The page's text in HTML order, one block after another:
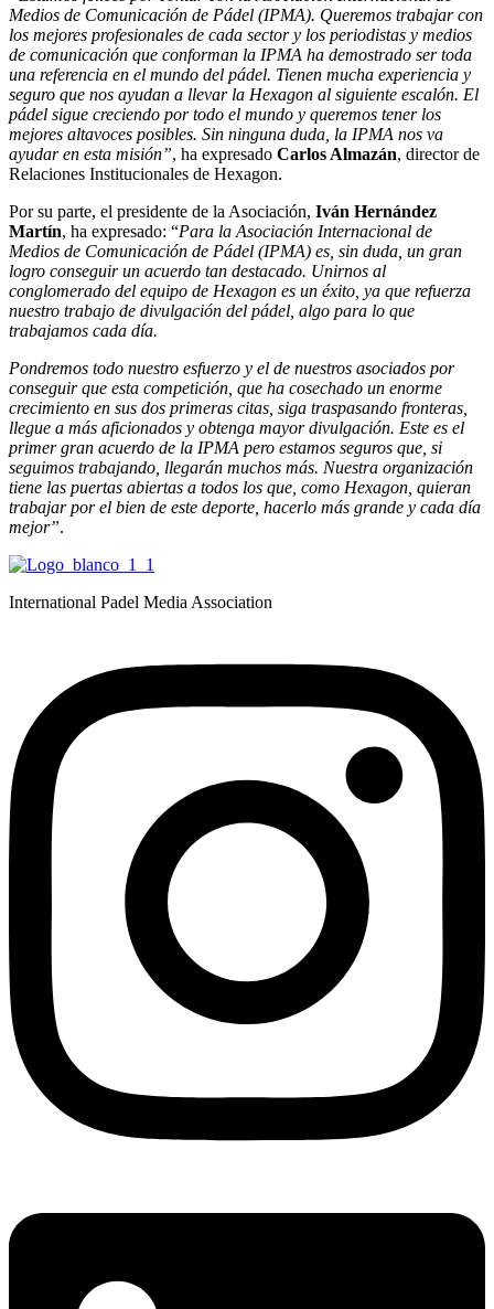
Medios de Comunicación de Pádel (IPMA). Queremos trabajar con
los mejores profesionales de cada sector y los periodistas y medios
de comunicación que conforman la IPMA ha demostrado ser toda
una referencia en el mundo del pádel. Tienen mucha experiencia y
seguro que nos ayudan a llevar la Hexagon al siguiente escalón. El
pádel sigue creciendo por todo el mundo y queremos tener los
mejores altavoces posibles. Sin ninguna duda, la IPMA nos va
ayudar en esta misión”, ha expresado Carlos Almazán, director de
Relaciones Institucionales de Hexagon.
Por su parte, el presidente de la Asociación, Iván Hernández
Martín, ha expresado: “Para la Asociación Internacional de
Medios de Comunicación de Pádel (IPMA) es, sin duda, un gran
logro conseguir un acuerdo tan destacado. Unirnos al
conglomerado del equipo de Hexagon es un éxito, ya que refuerza
nuestro trabajo de divulgación del pádel, algo para lo que
trabajamos cada día.
Pondremos todo nuestro esfuerzo y el de nuestros asociados por
conseguir que esta competición, que ha cosechado un enorme
crecimiento en sus dos primeras citas, siga traspasando fronteras,
llegue a más aficionados y obtenga mayor divulgación. Este es el
primer gran acuerdo de la IPMA pero estamos seguros que, si
seguimos trabajando, llegarán muchos más. Nuestra organización
tiene las puertas abiertas a todos los que, como Hexagon, quieran
trabajar por el bien de este deporte, hacerlo más grande y cada día
mejor”.
International Padel Media Association